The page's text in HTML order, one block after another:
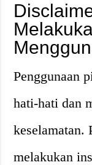
Penggunaan
hati-hati dan
keselamatan.
melakukan